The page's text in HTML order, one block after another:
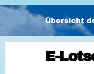
Übersicht
E-